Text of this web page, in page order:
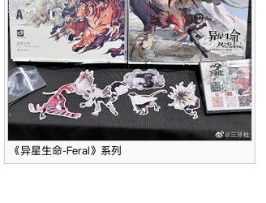
《异星生命-Feral》系列